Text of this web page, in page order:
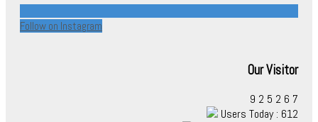
Follow on Instagram
Our Visitor
9 2 5 2 6 7
Users Today : 612